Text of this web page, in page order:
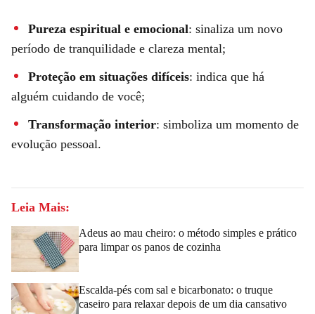
Pureza espiritual e emocional: sinaliza um novo
período de tranquilidade e clareza mental;
Proteção em situações difíceis: indica que há
alguém cuidando de você;
Transformação interior: simboliza um momento de
evolução pessoal.
Leia Mais:
Adeus ao mau cheiro: o método simples e prático
para limpar os panos de cozinha
Escalda-pés com sal e bicarbonato: o truque
caseiro para relaxar depois de um dia cansativo